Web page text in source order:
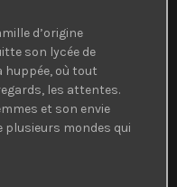
d’origine
son lycée de
huppée, où tout
les attentes.
et son envie
plusieurs mondes qui